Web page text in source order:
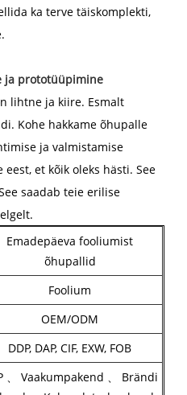
ka terve täiskomplekti,
ja prototüüpimine
lihtne ja kiire. Esmalt
Kohe hakkame õhupalle
ja valmistamise
et kõik oleks hästi. See
saadab teie erilise
Emadepäeva fooliumist
õhupallid
Foolium
OEM/ODM
DDP, DAP, CIF, EXW, FOB
、 Vaakumpakend 、 Brändi